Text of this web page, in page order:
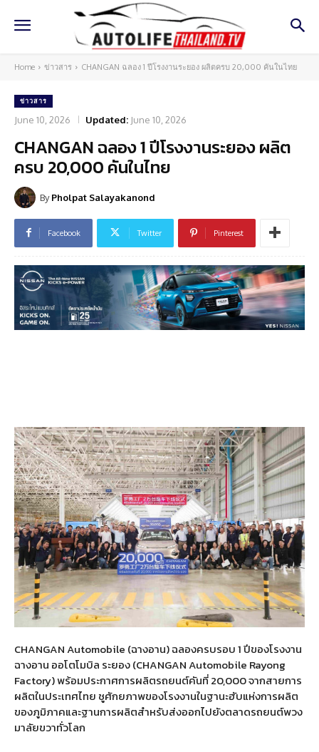
Home ข่าวสาร CHANGAN ฉลอง 1 ปีโรงงานระยอง ผลิตครบ 20,000 คันในไทย
ข่าวสาร
June 10, 2026 Updated: June 10, 2026
CHANGAN ฉลอง 1 ปีโรงงานระยอง ผลิต
ครบ 20,000 คันในไทย
By Pholpat Salayakanond
Facebook Twitter Pinterest
CHANGAN Automobile (ฉางอาน)ฉลองครบรอบ1ปีของโรงงาน
ฉางอาน ออโตโมบิล ระยอง(CHANGAN Automobile Rayong
Factory)พร้อมประกาศการผลิตรถยนต์คันที่20,000จากสายการ
ผลิตในประเทศไทย ชูศักยภาพของโรงงานในฐานะฮับแห่งการผลิต
ของภูมิภาคและฐานการผลิตสำหรับส่งออกไปยังตลาดรถยนต์พวง
มาลัยขวาทั่วโลก